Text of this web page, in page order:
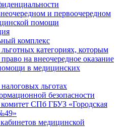
и первоочередном
помощи
комплекс
категориях, которым
на внеочередное оказание
в медицинских
льготах
безопасности
СПб ГБУЗ «Городская
медицинской